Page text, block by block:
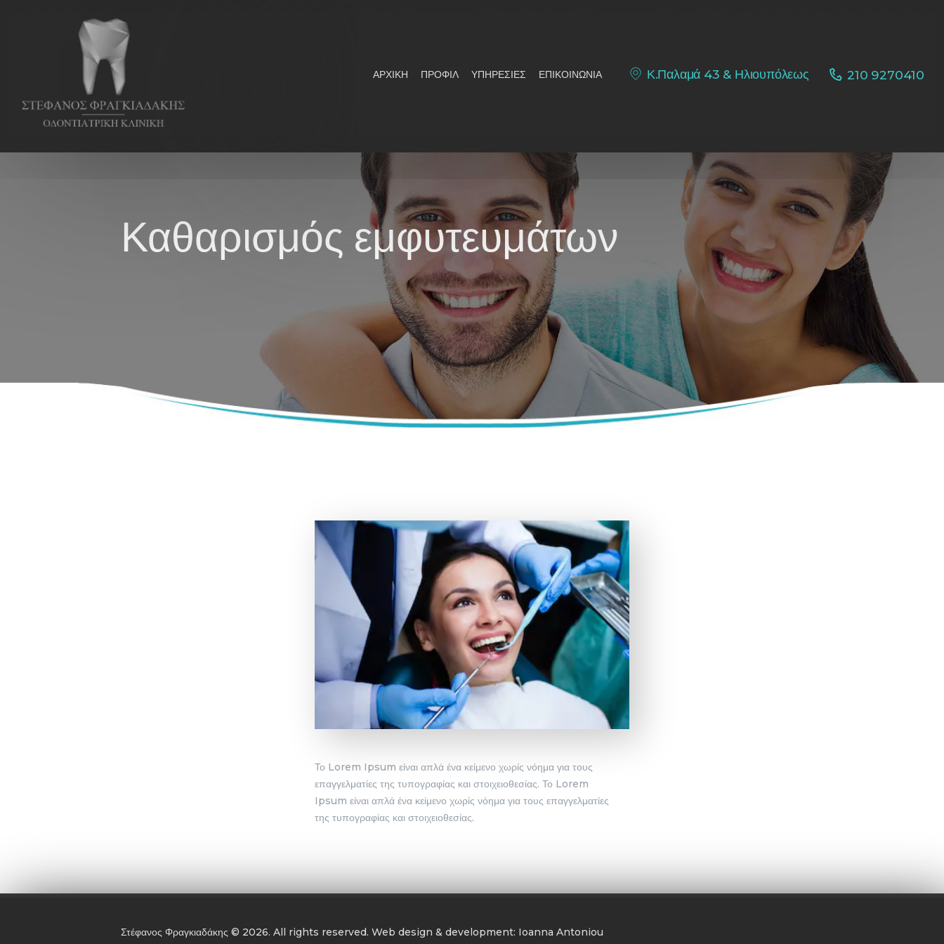
ΑΡΧΙΚΗ ΠΡΟΦΙΛ ΥΠΗΡΕΣΙΕΣ ΕΠΙΚΟΙΝΩΝΙΑ Κ.Παλαμά 43 & Ηλιουπόλεως 210 9270410
Καθαρισμός εμφυτευμάτων
ΥΠΗΡΕΣΙΕΣ
Το Lorem Ipsum είναι απλά ένα κείμενο χωρίς νόημα για τους
επαγγελματίες της τυπογραφίας και στοιχειοθεσίας. Το Lorem
Ipsum είναι απλά ένα κείμενο χωρίς νόημα για τους επαγγελματίες
της τυπογραφίας και στοιχειοθεσίας.
Στέφανος Φραγκιαδάκης © 2026. All rights reserved. Web design & development: Ioanna Antoniou